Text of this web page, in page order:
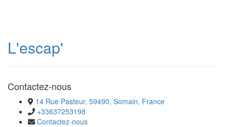
L'escap'
Contactez-nous
14 Rue Pasteur, 59490, Somain, France
+33637253198
Contactez-nous